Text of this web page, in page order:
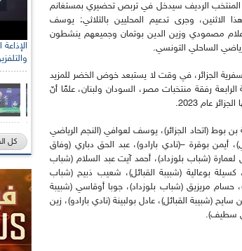
المنتخب الرديف سيدخل في تربص تحضيري بمستغانم
الاثنين، وجرى تدعيم المحليين بالثلاثي: يوسف
مصمودي وزين الدين بوتمان وجميعهم ينشطون
الساحلي التونسي.
الجزائر، في وقت لا يستبعد خوض الخضر للمزيد
رفقة منتخبات مصر، السودان ولبنان، علمًا أنّ
عام 2023.
بن بوط (اتحاد الجزائر)، يوسف لعوافي (النجم الرياضي
أيمن بوقرة –(نادي بارادو)، عبد الحق دباري (وفاق
(شباب بلوزداد)، أحمد آيت عبد السلام (شباب
كسيلة بوعالية (شبيبة القبائل)، شعيب ذبيح (شباب
مريزيق (شباب بلوزداد)، جوبا أوقاسي (شبيبة
(شبيبة القبائل)، عادل بولبينة (نادي بارادو)، زين
سطيف).
كل